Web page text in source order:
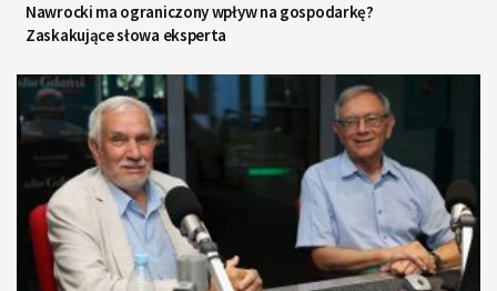
Nawrocki ma ograniczony wpływ na gospodarkę?
Zaskakujące słowa eksperta